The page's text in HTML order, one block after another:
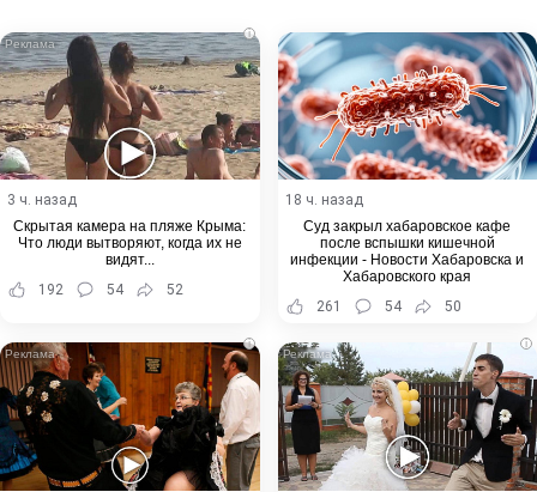
i
3 ч. назад
Скрытая камера на пляже Крыма:
Что люди вытворяют, когда их не
видят...
192
54 52
18 ч. назад
Суд закрыл хабаровское кафе
после вспышки кишечной
инфекции - Новости Хабаровска и
Хабаровского края
261
54 50
i i